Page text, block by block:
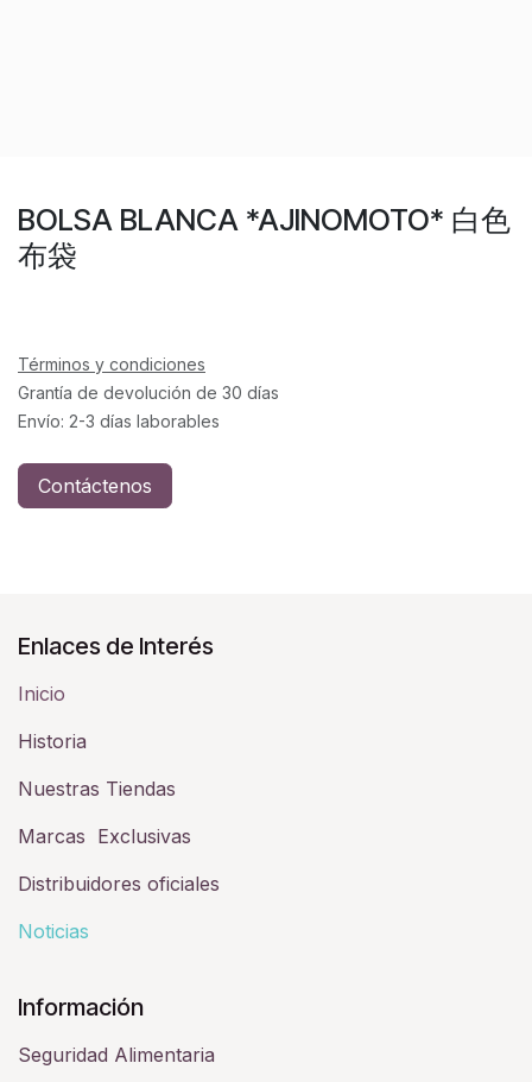
BOLSA BLANCA *AJINOMOTO* 白色
布袋
Términos y condiciones
Grantía de devolución de 30 días
Envío: 2-3 días laborables
Contáctenos
Enlaces de Interés
Inicio
Historia​
Nuestras Tiendas
Marcas Exclusivas
Distribuidores oficiales
Noticias
Información
Seguridad Alimentaria